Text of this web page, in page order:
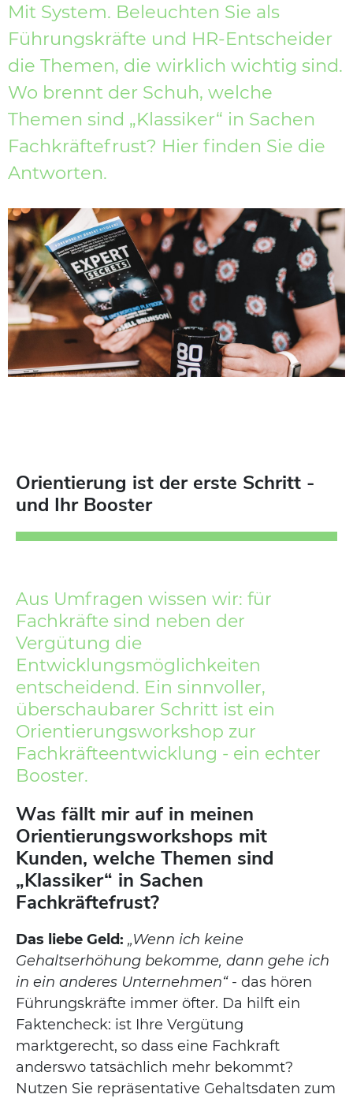
Mit System. Beleuchten Sie als
Führungskräfte und HR-Entscheider
die Themen, die wirklich wichtig sind.
Wo brennt der Schuh, welche
Themen sind „Klassiker“ in Sachen
Fachkräftefrust? Hier finden Sie die
Antworten.
Orientierung ist der erste Schritt -
und Ihr Booster
Aus Umfragen wissen wir: für
Fachkräfte sind neben der
Vergütung die
Entwicklungsmöglichkeiten
entscheidend. Ein sinnvoller,
überschaubarer Schritt ist ein
Orientierungsworkshop zur
Fachkräfteentwicklung - ein echter
Booster.
Was fällt mir auf in meinen
Orientierungsworkshops mit
Kunden, welche Themen sind
„Klassiker“ in Sachen
Fachkräftefrust?
Das liebe Geld: „Wenn ich keine
Gehaltserhöhung bekomme, dann gehe ich
in ein anderes Unternehmen“- das hören
Führungskräfte immer öfter. Da hilft ein
Faktencheck: ist Ihre Vergütung
marktgerecht, so dass eine Fachkraft
anderswo tatsächlich mehr bekommt?
Nutzen Sie repräsentative Gehaltsdaten zum